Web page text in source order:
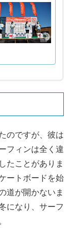
のですが、彼は
フィンは全く違
たことがありま
ートボードを始
道が開かないま
になり、サーフ